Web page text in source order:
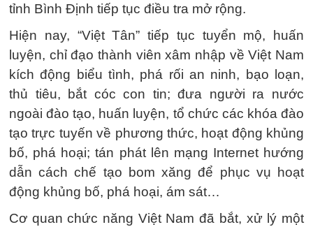
tỉnh Bình Định tiếp tục điều tra mở rộng.
Hiện nay, “Việt Tân” tiếp tục tuyển mộ, huấn
luyện, chỉ đạo thành viên xâm nhập về Việt Nam
kích động biểu tình, phá rối an ninh, bạo loạn,
thủ tiêu, bắt cóc con tin; đưa người ra nước
ngoài đào tạo, huấn luyện, tổ chức các khóa đào
tạo trực tuyến về phương thức, hoạt động khủng
bố, phá hoại; tán phát lên mạng Internet hướng
dẫn cách chế tạo bom xăng để phục vụ hoạt
động khủng bố, phá hoại, ám sát…
Cơ quan chức năng Việt Nam đã bắt, xử lý một